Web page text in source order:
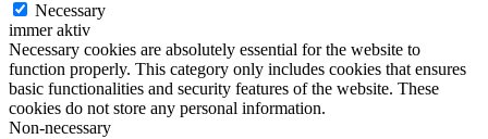
Necessary
immer aktiv
Necessary cookies are absolutely essential for the website to
function properly. This category only includes cookies that ensures
basic functionalities and security features of the website. These
cookies do not store any personal information.
Non-necessary